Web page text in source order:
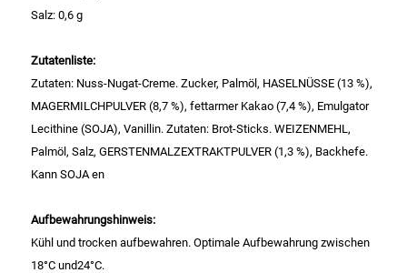
Frühstück / süße Aufstriche
Garnierung
Gemüsekonserven
Geschirrreiniger
Salz: 0,6 g
Zutatenliste:
Zutaten: Nuss-Nugat-Creme. Zucker, Palmöl, HASELNÜSSE (13 %),
MAGERMILCHPULVER (8,7 %), fettarmer Kakao (7,4 %), Emulgator
Lecithine (SOJA), Vanillin. Zutaten: Brot-Sticks. WEIZENMEHL,
Palmöl, Salz, GERSTENMALZEXTRAKTPULVER (1,3 %), Backhefe.
Kann SOJA en
Aufbewahrungshinweis:
Kühl und trocken aufbewahren. Optimale Aufbewahrung zwischen
18°C und24°C.